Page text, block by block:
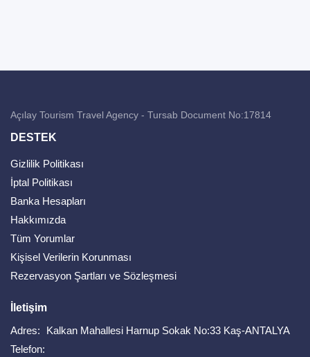
Açılay Tourism Travel Agency - Tursab Document No:17814
DESTEK
Gizlilik Politikası
İptal Politikası
Banka Hesapları
Hakkımızda
Tüm Yorumlar
Kişisel Verilerin Korunması
Rezervasyon Şartları ve Sözleşmesi
İletişim
Adres:
Kalkan Mahallesi Harnup Sokak No:33 Kaş-ANTALYA
Telefon: